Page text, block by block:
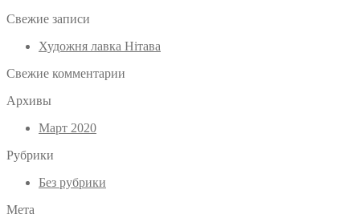
Свежие записи
Художня лавка Нітава
Свежие комментарии
Архивы
Март 2020
Рубрики
Без рубрики
Мета